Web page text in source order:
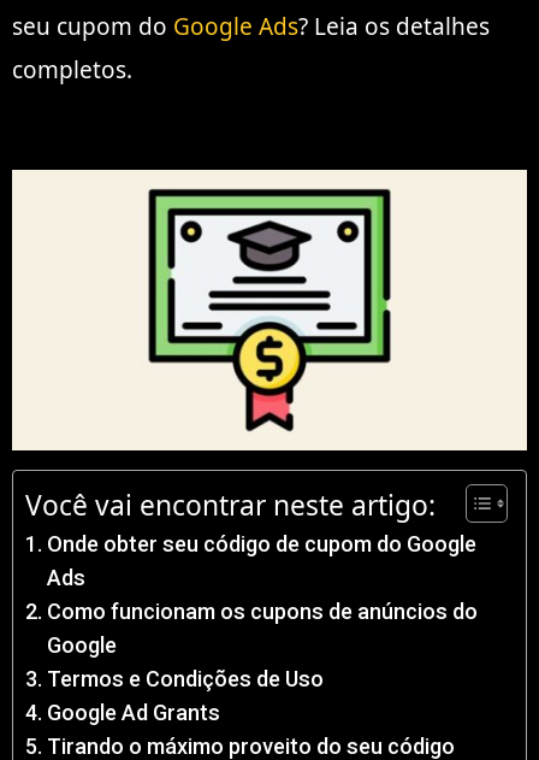
seu cupom do Google Ads? Leia os detalhes
completos.
Você vai encontrar neste artigo:
Onde obter seu código de cupom do Google
Ads
Como funcionam os cupons de anúncios do
Google
Termos e Condições de Uso
Google Ad Grants
Tirando o máximo proveito do seu código